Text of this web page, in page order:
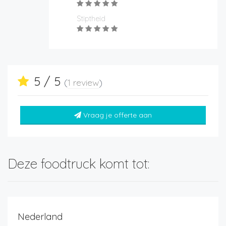
Stiptheid
5 / 5 (1 review)
Vraag je offerte aan
Deze foodtruck komt tot:
Nederland